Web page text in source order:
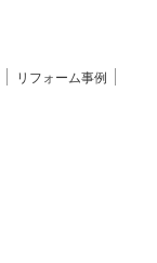
リフォーム事例